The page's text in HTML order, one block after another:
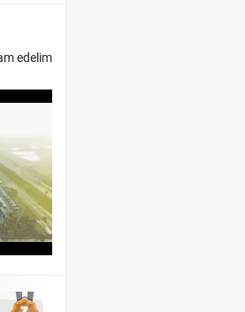
edelim